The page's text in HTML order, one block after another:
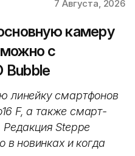
7 Августа, 2026
камеру
с
Bubble
линейку смартфонов
F, а также смарт-
Steppe
в новинках и когда